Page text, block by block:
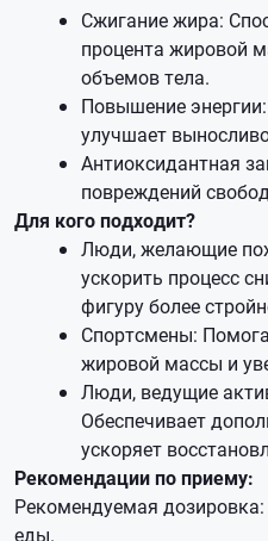
Сжигание жира:
процента жировой
объемов тела.
Повышение
улучшает
Антиоксидантная
повреждений
Для кого подходит?
Люди, желающие
ускорить процесс
фигуру более
Спортсмены:
жировой массы и
Люди, ведущие
Обеспечивает
ускоряет
Рекомендации по приему:
Рекомендуемая
еды.